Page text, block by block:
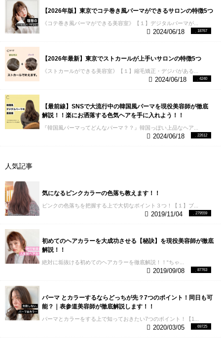
【2026年版】東京でコテ巻き風パーマができるサロンの特徴5つ
《コテ巻き風パーマができる美容室》【１】デジタルパーマが...
18767
2024/06/18
【2026年最新】東京でストカールが上手いサロンの特徴5つ
《ストカールができる美容室》【１】縮毛矯正・デジパがある...
4240
2024/06/18
【最前線】SNSで大流行中の韓国風パーマを現役美容師が徹底
解説！！楽にお洒落する色気ヘアを手に入れよう！！
『韓国風パーマってどんなパーマ？？』韓国っぽい上品なヘア...
22612
2024/06/18
人気記事
気になるピンクカラーの色落ち教えます！！
ピンクの色落ちを把握する上で大切なポイント３つ！【１】ブ...
279559
2019/11/04
初めてのヘアカラーを大成功させる【秘訣】を現役美容師が徹底
解説！！
絶対に垢抜ける初めてのヘアカラーを徹底解説！！“ちゃ...
87763
2019/09/08
パーマ とカラーするならどっちが先？7つのポイント！同日も可
能？｜表参道美容師が徹底解説します！！
パーマとカラーをする上で知っておきたい7つのポイント！【1...
69725
2020/03/05